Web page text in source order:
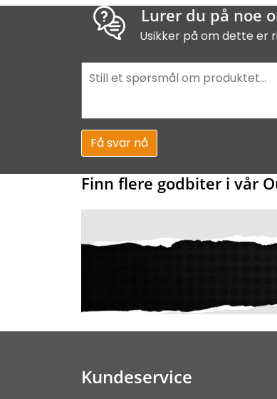
Lurer du på noe
Usikker på om dette er
Få svar nå
Finn flere godbiter i vår
Kundeservice